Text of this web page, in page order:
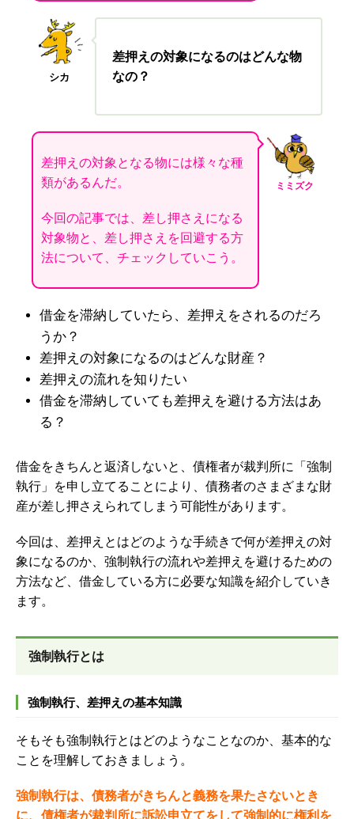
シカ
差押えの対象になるのはどんな物
なの？
ミミズク
差押えの対象となる物には様々な種
類があるんだ。
今回の記事では、差し押さえになる
対象物と、差し押さえを回避する方
法について、チェックしていこう。
借金を滞納していたら、差押えをされるのだろ
うか？
差押えの対象になるのはどんな財産？
差押えの流れを知りたい
借金を滞納していても差押えを避ける方法はあ
る？
借金をきちんと返済しないと、債権者が裁判所に「強制
執行」を申し立てることにより、債務者のさまざまな財
産が差し押さえられてしまう可能性があります。
今回は、差押えとはどのような手続きで何が差押えの対
象になるのか、強制執行の流れや差押えを避けるための
方法など、借金している方に必要な知識を紹介していき
ます。
強制執行とは
強制執行、差押えの基本知識
そもそも強制執行とはどのようなことなのか、基本的な
ことを理解しておきましょう。
強制執行は、債務者がきちんと義務を果たさないとき
に、債権者が裁判所に訴訟申立てをして強制的に権利を